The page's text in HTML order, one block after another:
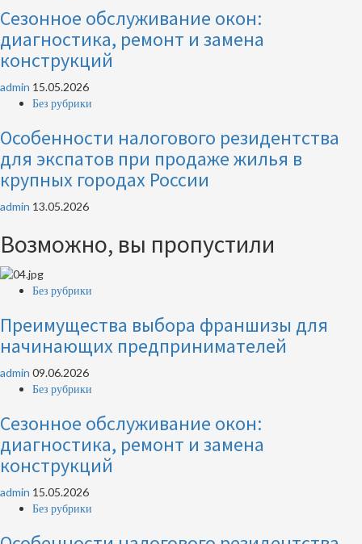
Сезонное обслуживание окон:
диагностика, ремонт и замена
конструкций
admin 15.05.2026
Без рубрики
Особенности налогового резидентства
для экспатов при продаже жилья в
крупных городах России
admin 13.05.2026
Возможно, вы пропустили
Без рубрики
Преимущества выбора франшизы для
начинающих предпринимателей
admin 09.06.2026
Без рубрики
Сезонное обслуживание окон:
диагностика, ремонт и замена
конструкций
admin 15.05.2026
Без рубрики